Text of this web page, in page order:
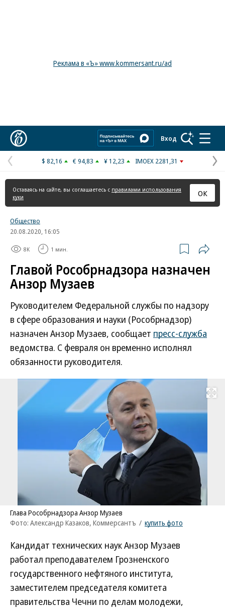
Реклама в «Ъ» www.kommersant.ru/ad
Вход
Предыдущая
страница
$ 82,16 € 94,83 ¥ 12,23 IMOEX 2281,31
Оставаясь на сайте, вы соглашаетесь с правилами использования
куки
ОК
Общество
20.08.2020, 16:05
8K 1 мин.
Главой Рособрнадзора назначен
Анзор Музаев
Руководителем Федеральной службы по надзору
в сфере образования и науки (Рособрнадзор)
назначен Анзор Музаев, сообщает пресс-служба
ведомства. С февраля он временно исполнял
обязанности руководителя.
Развернуть
Глава Рособрнадзора Анзор Музаев
Фото: Александр Казаков, Коммерсантъ / купить фото
Кандидат технических наук Анзор Музаев
работал преподавателем Грозненского
государственного нефтяного института,
заместителем председателя комитета
правительства Чечни по делам молодежи,